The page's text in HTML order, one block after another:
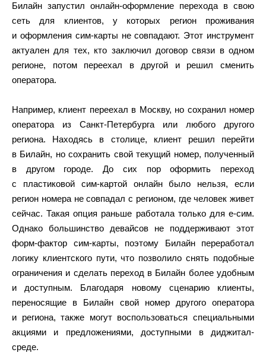
Билайн запустил онлайн-оформление перехода в свою
сеть для клиентов, у которых регион проживания
и оформления сим-карты не совпадают. Этот инструмент
актуален для тех, кто заключил договор связи в одном
регионе, потом переехал в другой и решил сменить
оператора.
Например, клиент переехал в Москву, но сохранил номер
оператора из Санкт-Петербурга или любого другого
региона. Находясь в столице, клиент решил перейти
в Билайн, но сохранить свой текущий номер, полученный
в другом городе. До сих пор оформить переход
с пластиковой сим-картой онлайн было нельзя, если
регион номера не совпадал с регионом, где человек живет
сейчас. Такая опция раньше работала только для е-сим.
Однако большинство девайсов не поддерживают этот
форм-фактор сим-карты, поэтому Билайн переработал
логику клиентского пути, что позволило снять подобные
ограничения и сделать переход в Билайн более удобным
и доступным. Благодаря новому сценарию клиенты,
переносящие в Билайн свой номер другого оператора
и региона, также могут воспользоваться специальными
акциями и предложениями, доступными в диджитал-
среде.